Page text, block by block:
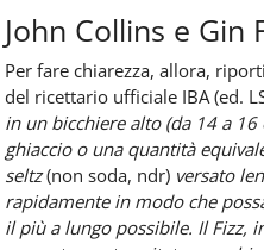
John Collins e Gin
Per fare chiarezza, allora,
del ricettario ufficiale IBA (ed.
in un bicchiere alto (da 14 a
ghiaccio o una quantità
seltz(non soda, ndr) versato
rapidamente in modo che
il più a lungo possibile. Il Fizz,